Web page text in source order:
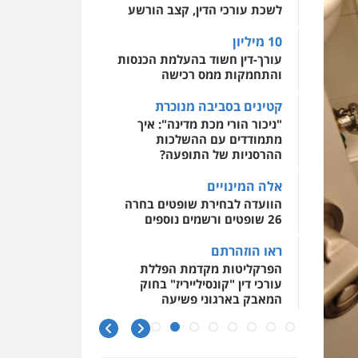
גל דהן – משרד עורך דין
פלילי
פלילי פשיעה חמורה
סמים מעצרים וחקירות
0544723840
גיל פרידמן – משרד עו"ד
פלילי צווארון לבן
וחקירות מחיקת רישום פלילי
0503366733
פלילי
צווארון לבן תעבורה
0505537656
אסירים עבירות מין
שירותים מקצועיים לעורכי
0544500346
לשכת עורכי הדין, קצב הורשע
10 מיליון
עורך-דין חשוד בהעלמת הכנסות
והתחמקות ממס רכישה
קטינים בסביבה מנוכרת
"ניכור הורי מכת מדינה": איך
מתמודדים עם ההשלכות
ההרסניות של התופעה?
אלה המינויים
הוועדה לבחירת שופטים בחרה
26 שופטים ורשמים נוספים
ראו הוזהרתם
הפרקליטות מקדמת הפללת
עורכי דין "קונסילייריז" בחוק
המאבק בארגוני פשיעה
משרות אמון